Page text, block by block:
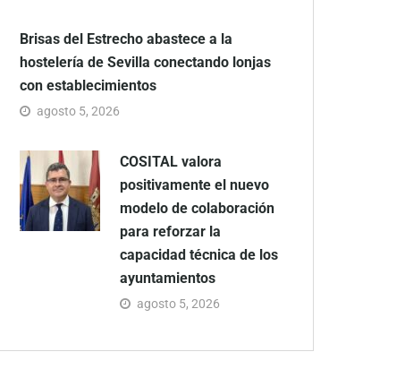
Brisas del Estrecho abastece a la
hostelería de Sevilla conectando lonjas
con establecimientos
agosto 5, 2026
COSITAL valora
positivamente el nuevo
modelo de colaboración
para reforzar la
capacidad técnica de los
ayuntamientos
agosto 5, 2026